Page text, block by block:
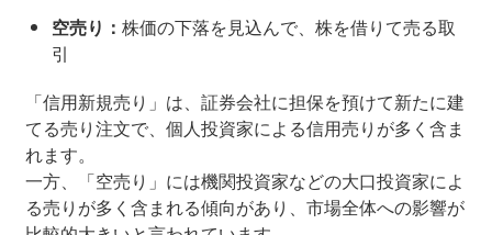
空売り： 株価の下落を見込んで、株を借りて売る取
引
「信用新規売り」は、証券会社に担保を預けて新たに建
てる売り注文で、個人投資家による信用売りが多く含ま
れます。
一方、「空売り」には機関投資家などの大口投資家によ
る売りが多く含まれる傾向があり、市場全体への影響が